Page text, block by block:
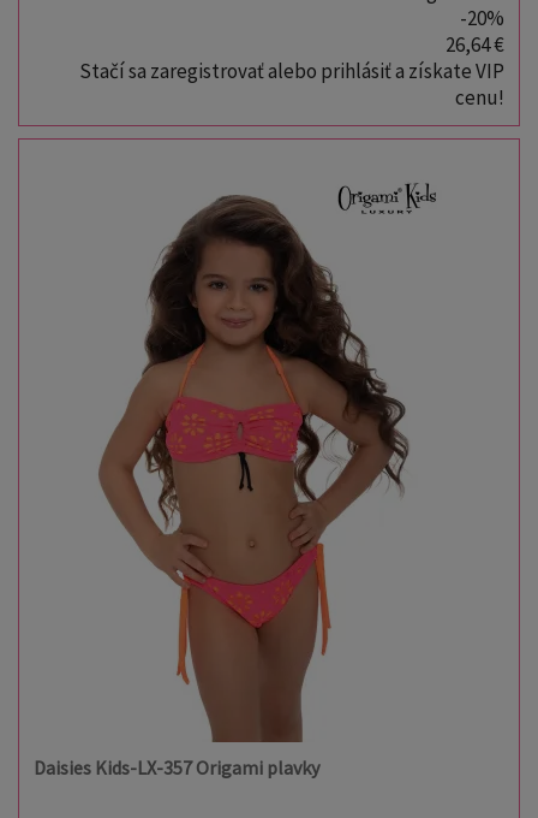
-20%
26,64 €
Stačí sa zaregistrovať alebo prihlásiť a získate VIP
cenu!
Daisies Kids-LX-357 Origami plavky